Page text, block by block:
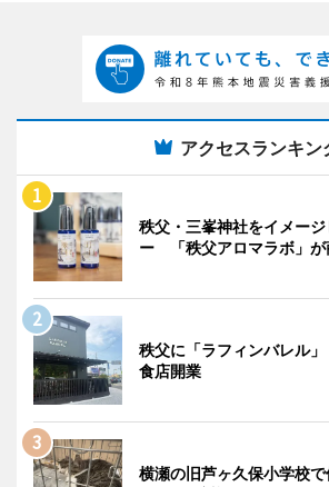
アクセスランキン
秩父・三峯神社をイメー
ー 「秩父アロマラボ」が
秩父に「ラフィンバレル
食店開業
横瀬の旧芦ヶ久保小学校